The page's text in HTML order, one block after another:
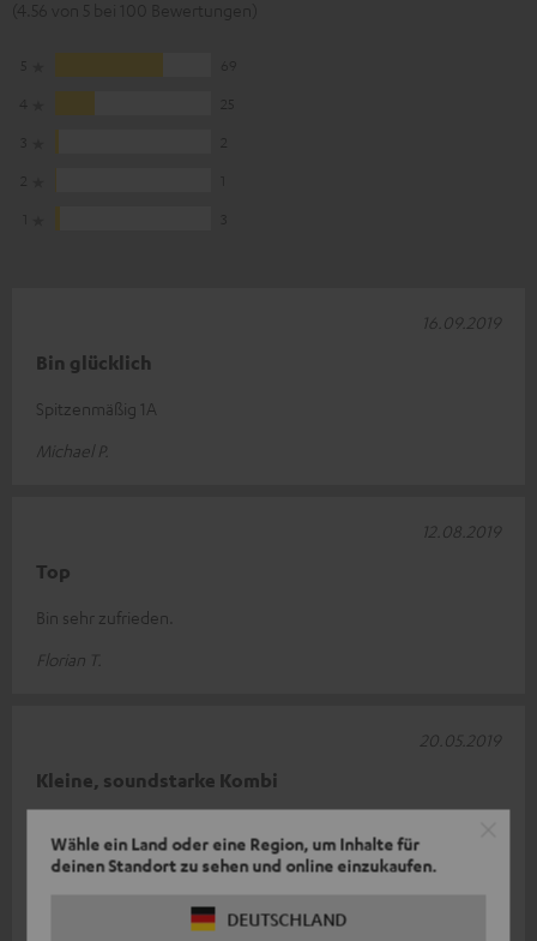
Wähle ein Land oder eine Region, um Inhalte für
deinen Standort zu sehen und online einzukaufen.
DEUTSCHLAND
Bin glücklich
Spitzenmäßig 1A
Michael P.
16.09.2019
Top
Bin sehr zufrieden.
Florian T.
12.08.2019
Kleine, soundstarke Kombi
im Arbeitszimmer/ Hobbyraum aufgestellt. Seitdem höre ich,
20.05.2019